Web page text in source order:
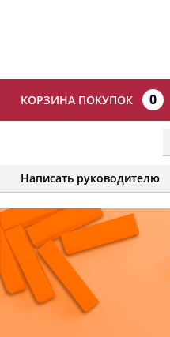
КОРЗИНА ПОКУПОК 0
Написать руководителю